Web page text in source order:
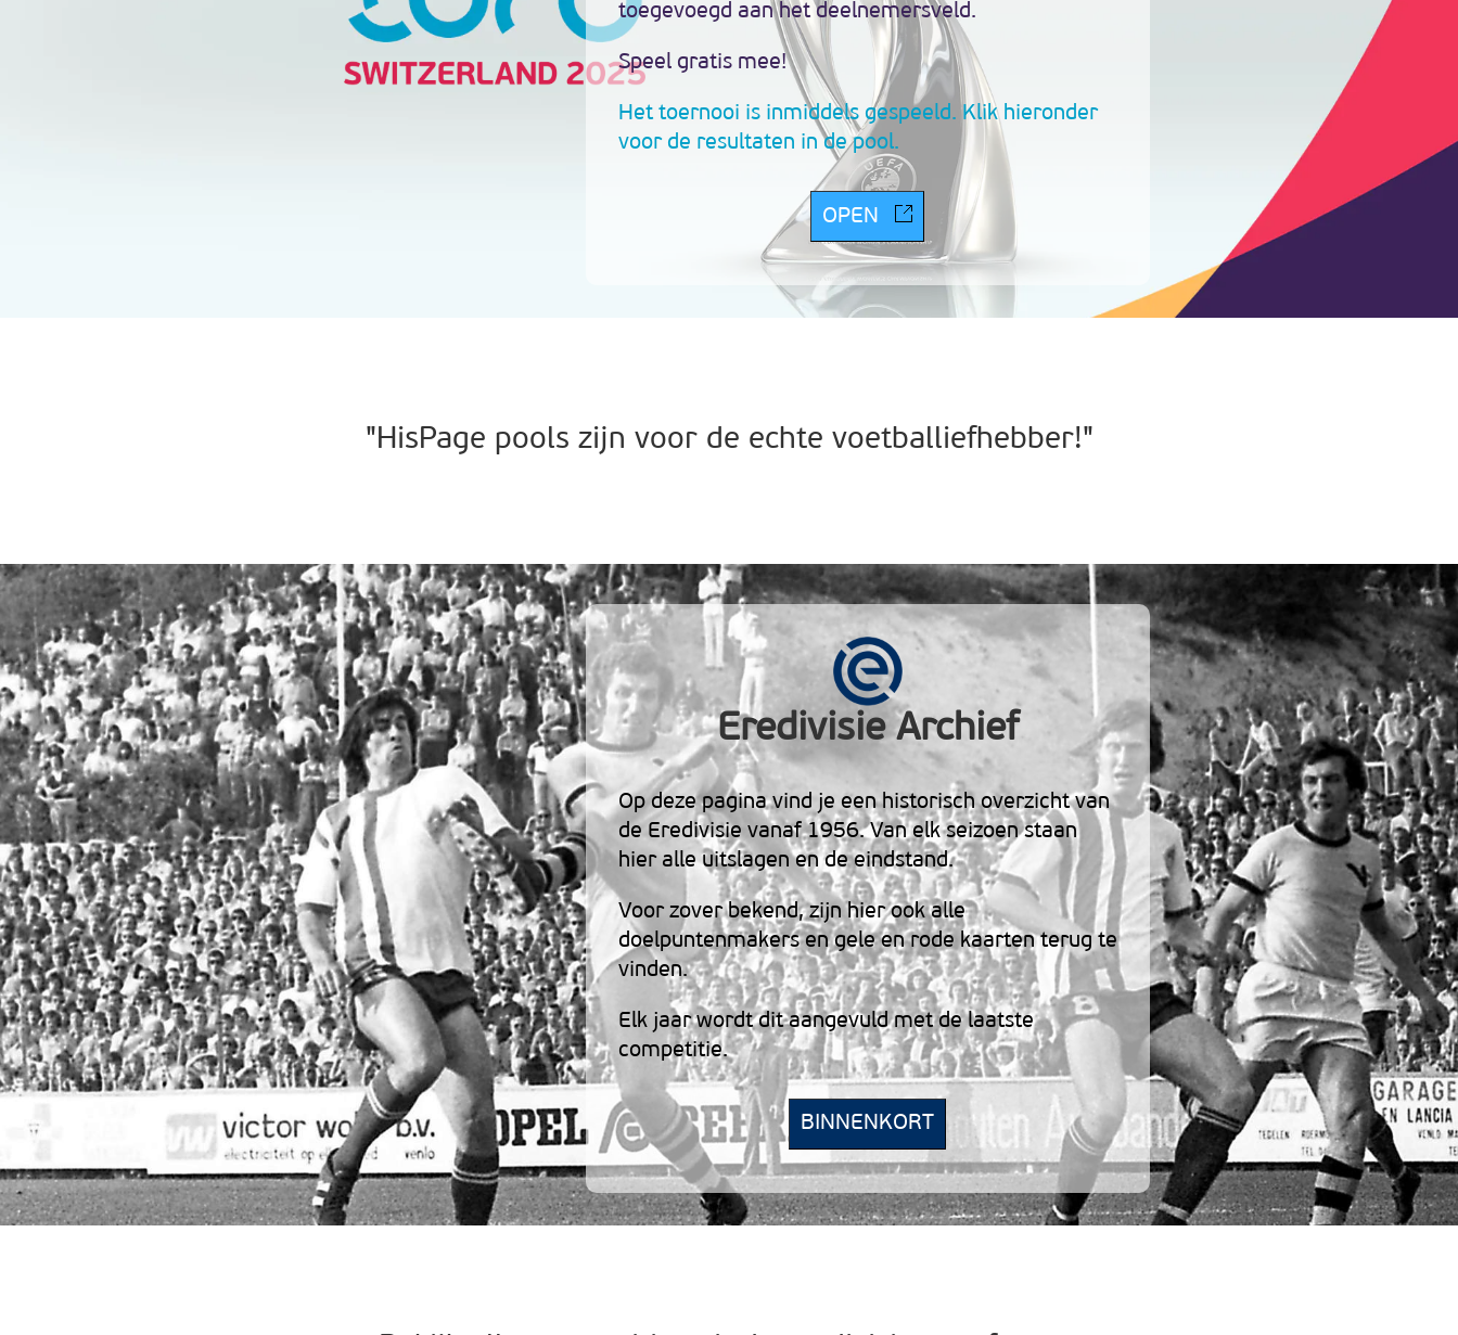
toegevoegd aan het deelnemersveld.
Speel gratis mee!
Het toernooi is inmiddels gespeeld. Klik hieronder
voor de resultaten in de pool.
OPEN
"HisPage pools zijn voor de echte voetballiefhebber!"
Eredivisie Archief
Op deze pagina vind je een historisch overzicht van
de Eredivisie vanaf 1956. Van elk seizoen staan
hier alle uitslagen en de eindstand.
Voor zover bekend, zijn hier ook alle
doelpuntenmakers en gele en rode kaarten terug te
vinden.
Elk jaar wordt dit aangevuld met de laatste
competitie.
BINNENKORT